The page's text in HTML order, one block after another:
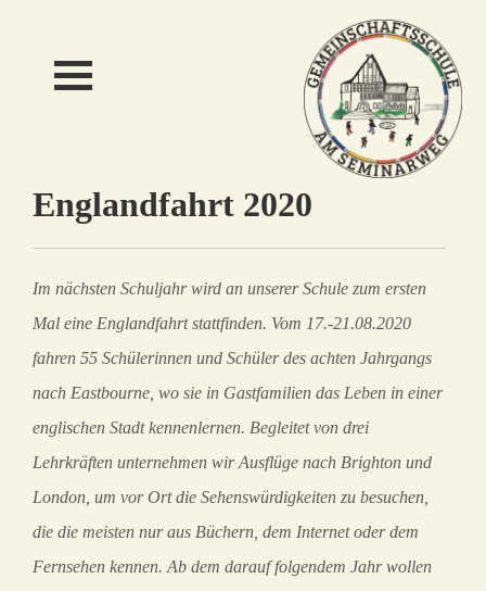
Englandfahrt 2020
Im nächsten Schuljahr wird an unserer Schule zum ersten
Mal eine Englandfahrt stattfinden. Vom 17.-21.08.2020
fahren 55 Schülerinnen und Schüler des achten Jahrgangs
nach Eastbourne, wo sie in Gastfamilien das Leben in einer
englischen Stadt kennenlernen. Begleitet von drei
Lehrkräften unternehmen wir Ausflüge nach Brighton und
London, um vor Ort die Sehenswürdigkeiten zu besuchen,
die die meisten nur aus Büchern, dem Internet oder dem
Fernsehen kennen. Ab dem darauf folgendem Jahr wollen